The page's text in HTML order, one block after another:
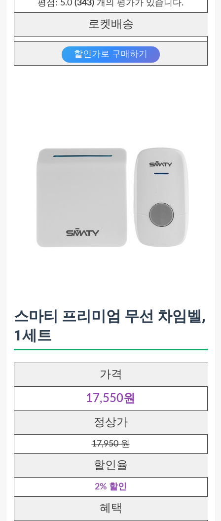
평점: 5.0 (343) 개의 평가가 있습니다.
로켓배송
할인가로 구매하기
스마티 프리미엄 무선 차임벨,
1세트
가격
17,550원
정상가
17,950 원
할인율
2% 할인
혜택